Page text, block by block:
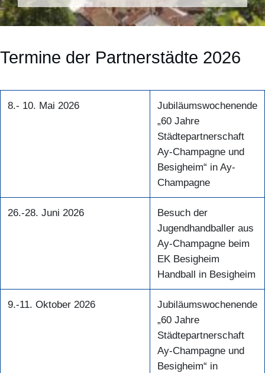
Termine der Partnerstädte 2026
8.- 10. Mai 2026
Jubiläumswochenende
„60 Jahre
Städtepartnerschaft
Ay-Champagne und
Besigheim“ in Ay-
Champagne
26.-28. Juni 2026
Besuch der
Jugendhandballer aus
Ay-Champagne beim
EK Besigheim
Handball in Besigheim
9.-11. Oktober 2026
Jubiläumswochenende
„60 Jahre
Städtepartnerschaft
Ay-Champagne und
Besigheim“ in